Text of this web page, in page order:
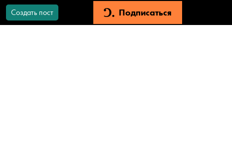
Создать пост Подписаться